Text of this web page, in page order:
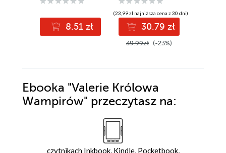
8.51 zł
(23,99 zł najniższa cena z 30 dni)
30.79 zł
39.99zł (-23%)
Ebooka "Valerie Królowa
Wampirów" przeczytasz na:
czytnikach Inkbook, Kindle, Pocketbook,